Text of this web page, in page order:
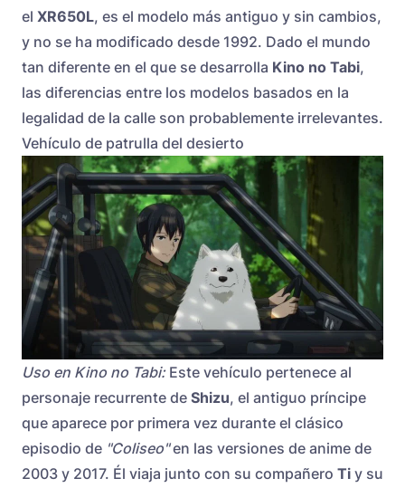
el XR650L, es el modelo más antiguo y sin cambios,
y no se ha modificado desde 1992. Dado el mundo
tan diferente en el que se desarrolla Kino no Tabi,
las diferencias entre los modelos basados en la
legalidad de la calle son probablemente irrelevantes.
Vehículo de patrulla del desierto
Uso en Kino no Tabi:Este vehículo pertenece al
personaje recurrente de Shizu, el antiguo príncipe
que aparece por primera vez durante el clásico
episodio de "Coliseo"en las versiones de anime de
2003 y 2017. Él viaja junto con su compañero Ti y su